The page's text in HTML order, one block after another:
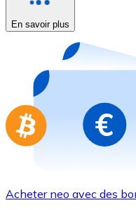
Nouveau
Achetez des
Aller à la boutique
En savoir plus
Acheter neo avec des